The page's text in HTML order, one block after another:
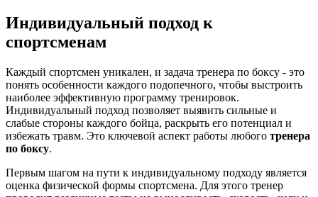
Индивидуальный подход к
спортсменам
Каждый спортсмен уникален, и задача тренера по боксу - это
понять особенности каждого подопечного, чтобы выстроить
наиболее эффективную программу тренировок.
Индивидуальный подход позволяет выявить сильные и
слабые стороны каждого бойца, раскрыть его потенциал и
избежать травм. Это ключевой аспект работы любого тренера
по боксу.
Первым шагом на пути к индивидуальному подходу является
оценка физической формы спортсмена. Для этого тренер